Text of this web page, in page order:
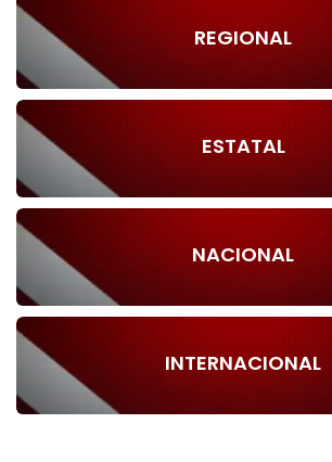
REGIONAL
ESTATAL
NACIONAL
INTERNACIONAL